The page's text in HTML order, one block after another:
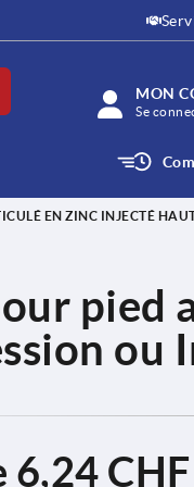
MON
Se
EN ZINC INJECTÉ
pied
ou
6,24 CHF